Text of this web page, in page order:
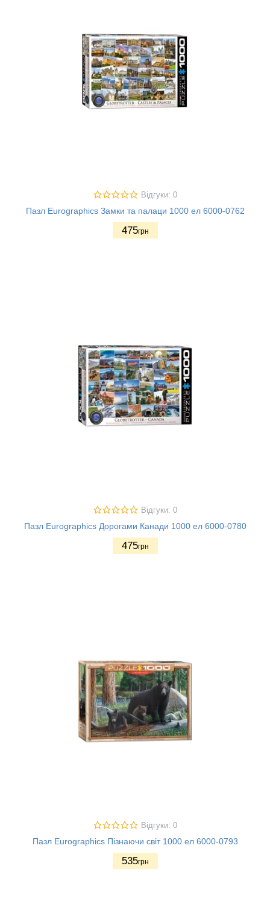
Відгуки: 0
Пазл Eurographics Замки та палаци 1000 ел 6000-0762
475грн
Відгуки: 0
Пазл Eurographics Дорогами Канади 1000 ел 6000-0780
475грн
Відгуки: 0
Пазл Eurographics Пізнаючи світ 1000 ел 6000-0793
535грн